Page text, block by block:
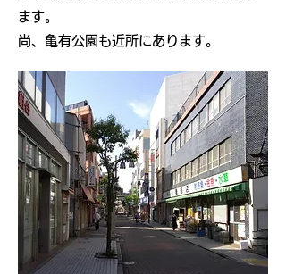
ます。
​尚、亀有公園も近所にあります。